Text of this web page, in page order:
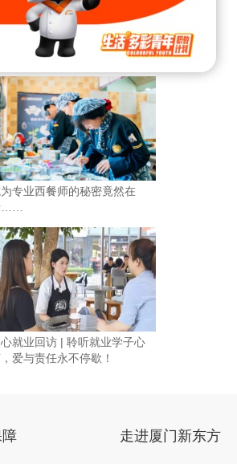
专业西餐师的秘密竟然在
……
就业回访 | 聆听就业学子心
爱与责任永不停歇！
走进厦门新东方